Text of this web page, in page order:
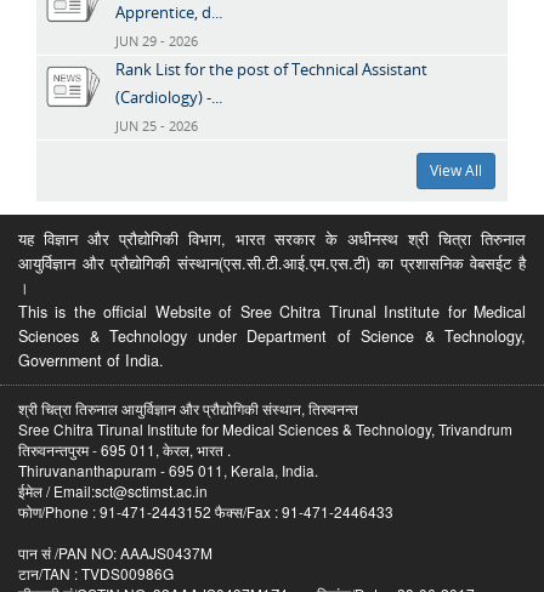
Apprentice, d...
JUN 29 - 2026
Rank List for the post of Technical Assistant
(Cardiology) -...
JUN 25 - 2026
View All
यह विज्ञान और प्रौद्योगिकी विभाग, भारत सरकार के अधीनस्थ श्री चित्रा तिरुनाल
आयुर्विज्ञान और प्रौद्योगिकी संस्थान(एस.सी.टी.आई.एम.एस.टी) का प्रशासनिक वेबसईट है
।
This is the official Website of Sree Chitra Tirunal Institute for Medical
Sciences & Technology under Department of Science & Technology,
Government of India.
श्री चित्रा तिरुनाल आयुर्विज्ञान और प्रौद्योगिकी संस्थान, तिरुवनन्त
Sree Chitra Tirunal Institute for Medical Sciences & Technology, Trivandrum
तिरुवनन्तपुरम - 695 011, केरल, भारत .
Thiruvananthapuram - 695 011, Kerala, India.
ईमेल / Email:sct@sctimst.ac.in
फोण/Phone : 91-471-2443152 फैक्स/Fax : 91-471-2446433
पान सं /PAN NO: AAAJS0437M
टान/TAN : TVDS00986G